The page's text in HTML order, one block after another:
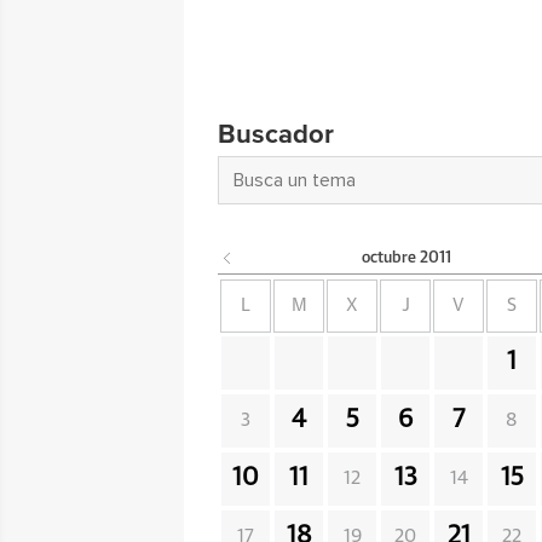
Buscador
octubre 2011
L M X J V S
1
3 4 5 6 7 8
10 11 12 13 14 15
17 18 19 20 21 22